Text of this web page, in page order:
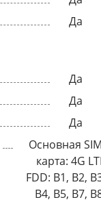
Да
Да
Да
Да
Основная
карта: 4G
FDD: B1, B2,
B4, B5, B7,